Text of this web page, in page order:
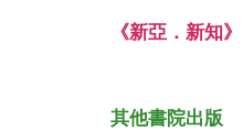
《新亞．新知》
其他書院出版